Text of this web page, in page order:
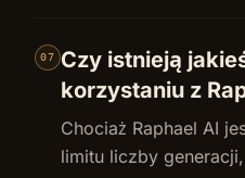
07
Czy istnieją
korzystaniu z
Chociaż Raphael AI
limitu liczby